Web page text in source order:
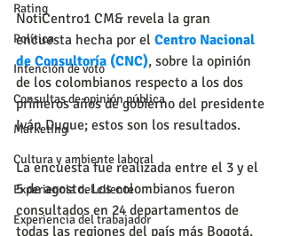
Rating
Política
Intención de voto
Consultas de opinión pública
Marketing
Cultura y ambiente laboral
Experiencia del cliente
Experiencia del trabajador
NotiCentro1 CM& revela la gran
encuesta hecha por el Centro Nacional
de Consultoría (CNC), sobre la opinión
de los colombianos respecto a los dos
primeros años de gobierno del presidente
Iván Duque; estos son los resultados.
La encuesta fue realizada entre el 3 y el
5 de agosto. Los colombianos fueron
consultados en 24 departamentos de
todas las regiones del país más Bogotá,